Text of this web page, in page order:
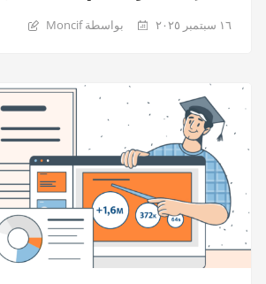
١٦ سبتمبر ٢٠٢٥ بواسطة Moncif